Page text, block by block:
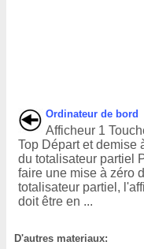
Ordinateur de bord
Afficheur 1
Top Départ et demise
du totalisateur partiel
faire une mise à zéro
totalisateur partiel,
doit être en ...
D'autres materiaux: